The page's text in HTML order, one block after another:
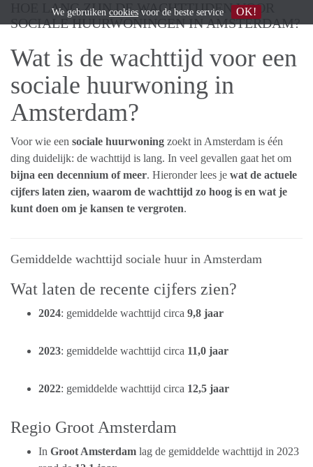
HOE LANG ZIJN DE WACHTTIJDEN VOOR
SOCIALE HUURWONINGEN IN AMSTERDAM?
Wat is de wachttijd voor een
sociale huurwoning in
Amsterdam?
Voor wie een sociale huurwoning zoekt in Amsterdam is één
ding duidelijk: de wachttijd is lang. In veel gevallen gaat het om
bijna een decennium of meer. Hieronder lees je wat de actuele
cijfers laten zien, waarom de wachttijd zo hoog is en wat je
kunt doen om je kansen te vergroten.
Gemiddelde wachttijd sociale huur in Amsterdam
Wat laten de recente cijfers zien?
2024: gemiddelde wachttijd circa 9,8 jaar
2023: gemiddelde wachttijd circa 11,0 jaar
2022: gemiddelde wachttijd circa 12,5 jaar
Regio Groot Amsterdam
In Groot Amsterdam lag de gemiddelde wachttijd in 2023
We gebruiken cookies voor de beste service OK!